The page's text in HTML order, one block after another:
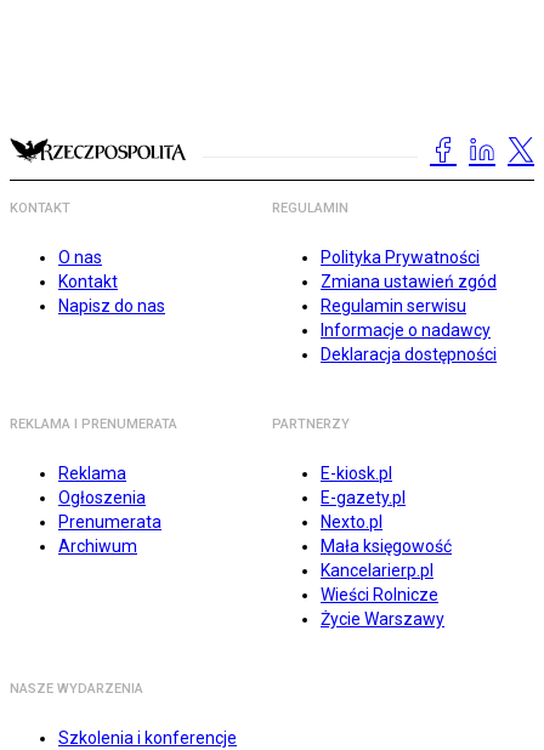
KONTAKT
O nas
Kontakt
Napisz do nas
REGULAMIN
Polityka Prywatności
Zmiana ustawień zgód
Regulamin serwisu
Informacje o nadawcy
Deklaracja dostępności
REKLAMA I PRENUMERATA
Reklama
Ogłoszenia
Prenumerata
Archiwum
PARTNERZY
E-kiosk.pl
E-gazety.pl
Nexto.pl
Mała księgowość
Kancelarierp.pl
Wieści Rolnicze
Życie Warszawy
NASZE WYDARZENIA
Szkolenia i konferencje